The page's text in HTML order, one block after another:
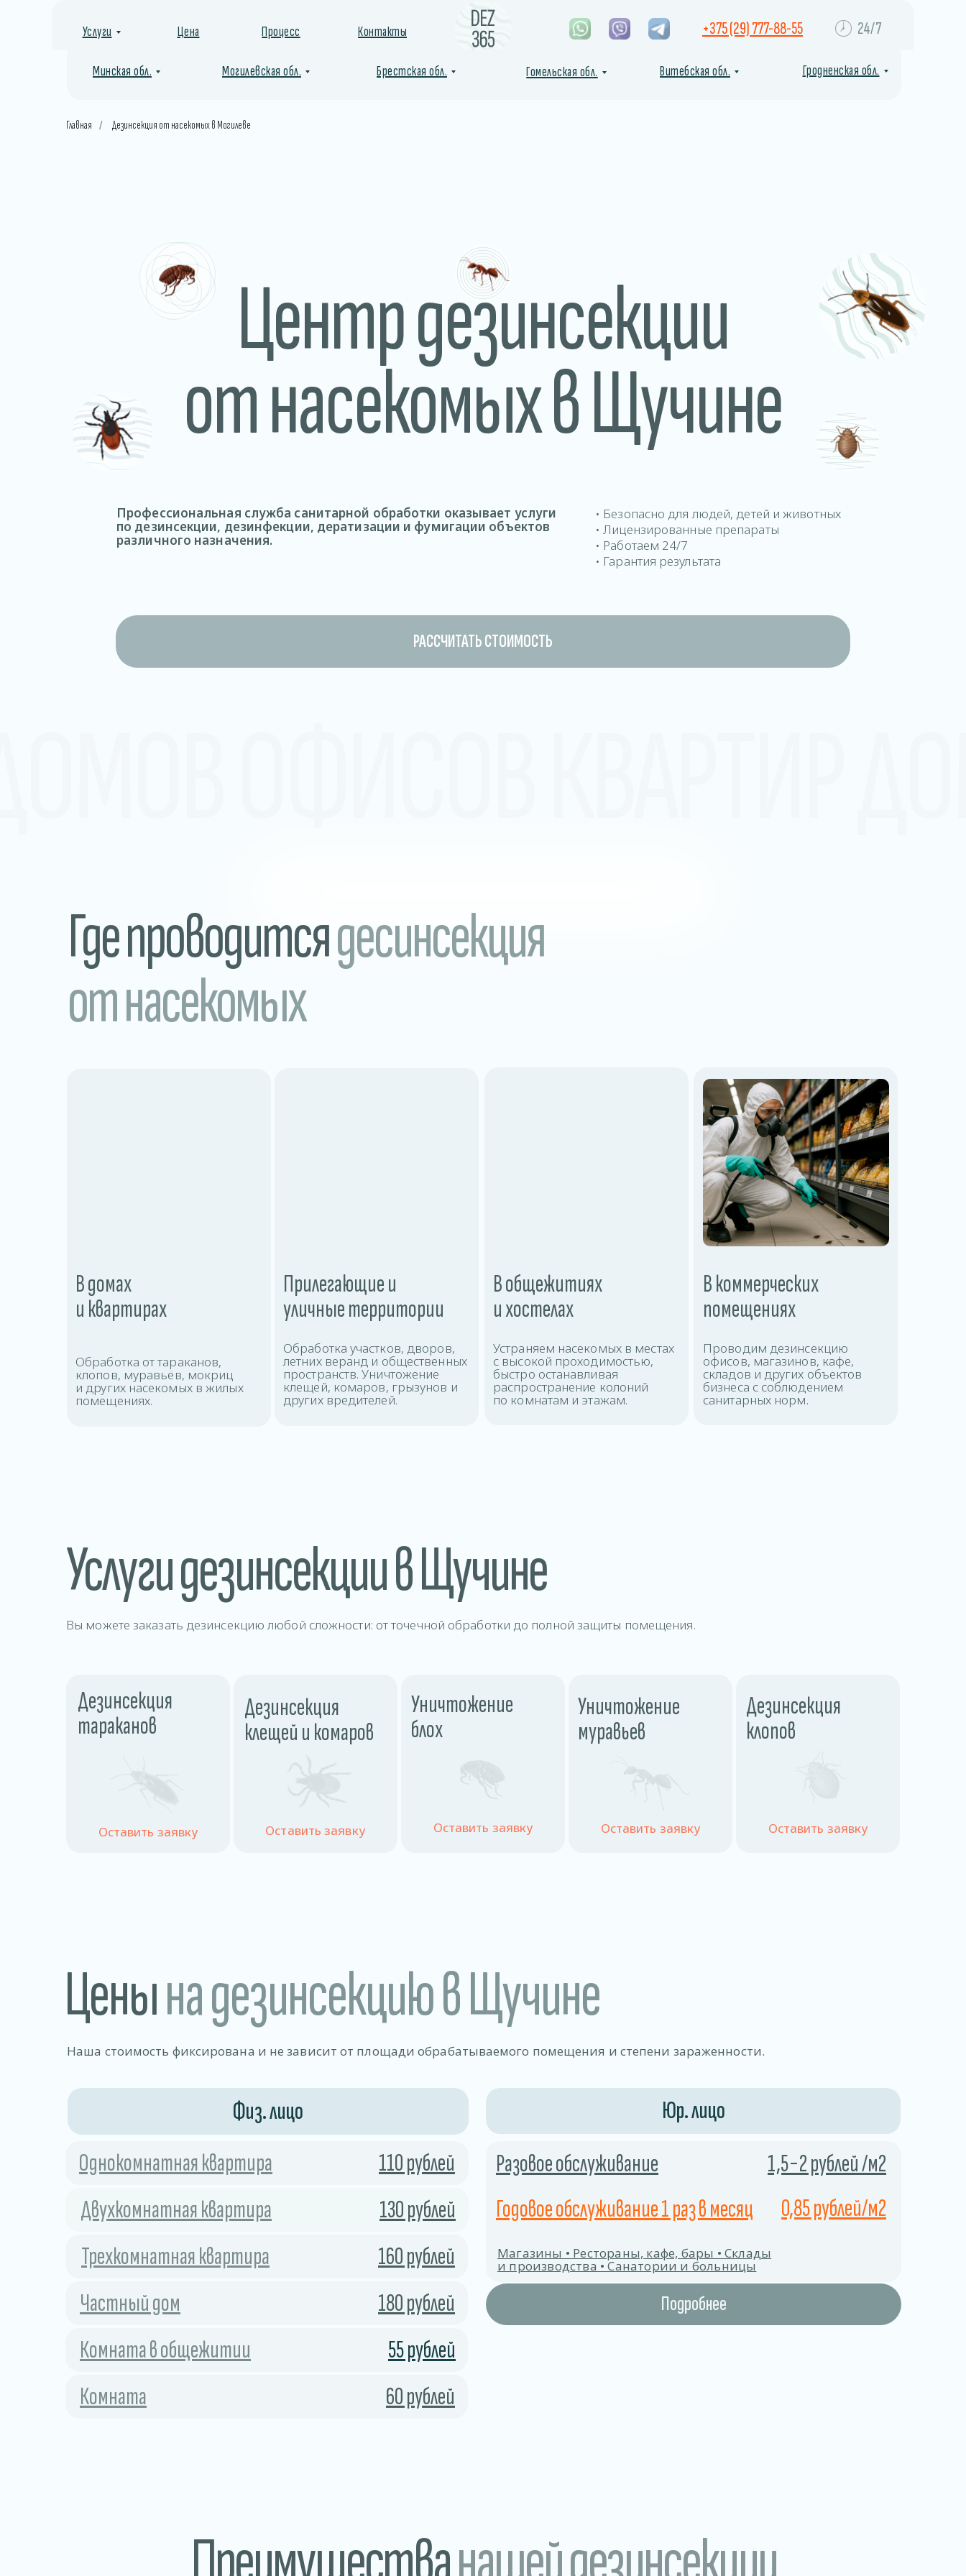
+375 (29) 777-88-55
Услуги Процесс Контакты 24/7
Цена
Могилевская обл.
Минская обл. Брестская обл. Гомельская обл. Гродненская обл.
Витебская обл.
Главная / Дезинсекция от насекомых в Могилеве
Центр дезинсекции
от насекомых в Щучине
РАССЧИТАТЬ СТОИМОСТЬ
• Безопасно для людей, детей и животных
• Лицензированные препараты
• Работаем 24/7
• Гарантия результата
Профессиональная служба санитарной обработки оказывает услуги
по дезинсекции, дезинфекции, дератизации и фумигации объектов
различного назначения.
Где проводитсядесинсекция
от насекомых
В общежитиях
и хостелах
В коммерческих
помещениях
Проводим дезинсекцию
офисов, магазинов, кафе,
складов и других объектов
бизнеса с соблюдением
санитарных норм.
Устраняем насекомых в местах
с высокой проходимостью,
быстро останавливая
распространение колоний
по комнатам и этажам.
Прилегающие и
уличные территории
Обработка участков, дворов,
летних веранд и общественных
пространств. Уничтожение
клещей, комаров, грызунов и
других вредителей.
В домах
и квартирах
Обработка от тараканов,
клопов, муравьёв, мокриц
и других насекомых в жилых
помещениях.
Вы можете заказать дезинсекцию любой сложности: от точечной обработки до полной защиты помещения.
Услуги дезинсекции в Щучине
Оставить заявку
Дезинсекция
тараканов
Оставить заявку
Дезинсекция
клопов
Оставить заявку
Дезинсекция
клещей и комаров
Оставить заявку
Уничтожение
блох
Оставить заявку
Уничтожение
муравьев
Ценына дезинсекцию в Щучине
Наша стоимость фиксирована и не зависит от площади обрабатываемого помещения и степени зараженности.
Юр. лицо
Физ. лицо
Однокомнатная квартира
110 рублей
Трехкомнатная квартира 160 рублей
Двухкомнатная квартира 130 рублей
Частный дом
180 рублей
Комната в общежитии
55 рублей
Комната
Магазины • Рестораны, кафе, бары • Склады
и производства • Санатории и больницы
60 рублей
0,85 рублей/м2
Подробнее
Годовое обслуживание 1 раз в месяц
Разовое обслуживание 1,5−2 рублей /м2